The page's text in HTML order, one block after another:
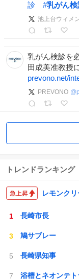
診
#乳がん検
池上台ウィメ
乳がん検診を
田成美准教授
prevono.net/
PREVONO @
トレンドランキング
レモンク
長崎市長
鳩サブレー
長崎県知事
浴槽とネオンテト